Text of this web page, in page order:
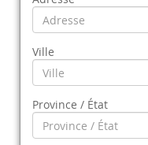
Ville
Province / État